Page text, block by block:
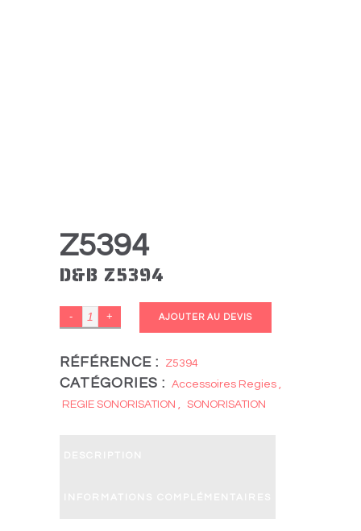
Z5394
D&B Z5394
D&B
quantity
AJOUTER AU DEVIS
RÉFÉRENCE : Z5394
CATÉGORIES : Accessoires Regies ,
REGIE SONORISATION , SONORISATION